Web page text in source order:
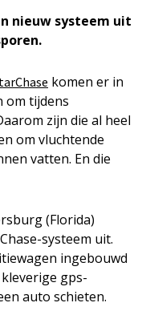
nieuw systeem uit
komen er in
om tijdens
zijn die al heel
om vluchtende
vatten. En die
(Florida)
systeem uit.
ingebouwd
gps-
auto schieten.